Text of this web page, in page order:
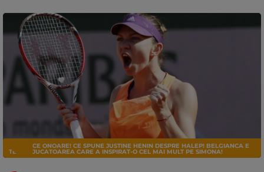
TENIS
CE ONOARE! CE SPUNE JUSTINE HENIN DESPRE HALEP! BELGIANCA E
JUCATOAREA CARE A INSPIRAT-O CEL MAI MULT PE SIMONA!